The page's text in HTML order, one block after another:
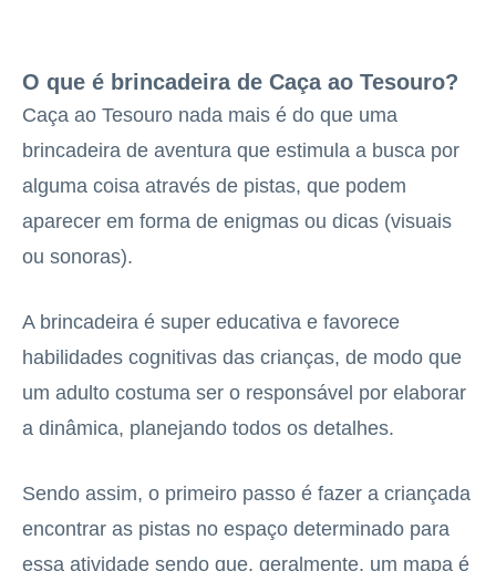
O que é brincadeira de Caça ao Tesouro?
Caça ao Tesouro nada mais é do que uma
brincadeira de aventura que estimula a busca por
alguma coisa através de pistas, que podem
aparecer em forma de enigmas ou dicas (visuais
ou sonoras).
A brincadeira é super educativa e favorece
habilidades cognitivas das crianças, de modo que
um adulto costuma ser o responsável por elaborar
a dinâmica, planejando todos os detalhes.
Sendo assim, o primeiro passo é fazer a criançada
encontrar as pistas no espaço determinado para
essa atividade sendo que, geralmente, um mapa é